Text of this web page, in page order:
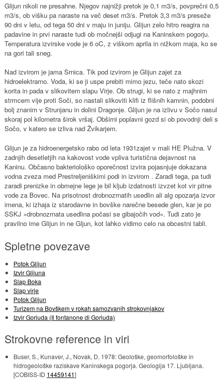
Glijun nikoli ne presahne. Njegov najnižji pretok je 0,1 m3/s, povprečni 0,5
m3/s, ob višku pa naraste na več deset m3/s. Pretok 3,3 m3/s preseže
90 dni v letu, od tega 50 dni v maju in juniju. Glijun zelo hitro reagira na
padavine in prvi naraste tudi ob močnejši odjugi na Kaninskem pogorju.
Temperatura izvirske vode je 6 oC, z viškom aprila in nižkom maja, ko se
na gori tali sneg.
Nad izvirom je jama Srnica. Tik pod izvirom je Glijun zajet za
hidroelektrarno. Voda, ki se ji uspe prebiti mimo jezu, teče nato skozi
korita in pada v slikovitem slapu Virje. Ob strugi, ki se nato z majhnim
strmcem vije proti Soči, so nastali slikoviti klifi iz flišnih kamnin, podobni
bolj znanim v Strunjanu in dolini Dragonje. Glijun je na izlivu v Sočo nasul
skoraj pol kilometra širok vršaj. Obširni poplavni gozd si ob povodnji deli s
Sočo, v katero se izliva nad Žvikarjem.
Glijun je za hidroenergetsko rabo od leta 1931zajet v mali HE Plužna. V
zadnjih desetletjih na kakovost vode vpliva turistična dejavnost na
Kaninu. Občasno bakteriološko oporečnost izvira pojasnjuje dokazana
vodna zveza med Prestreljeniškimi podi in izvirom . Zaradi tega, pa tudi
zaradi prenizke in obmejne lege je bil kljub izdatnosti izvzet kot vir pitne
vode za Bovec. Na prisotnost drobnozrnatih usedlin ali alg opozarja izvor
imena, ki izhaja iz starodavne in bovške narečne besede glen, kar je po
SSKJ »drobnozrnata usedlina počasi se gibajočih vod«. Tudi zato je
pravilno ime Glijun in ne Gljun, kot lahko vidimo celo na obcestni tabli.
Spletne povezave
Potok Glijun
Izvir Glijuna
Slap Boka
Slap virje
Potok Glijun
Turizem na Bovškem v rokah samozvanih strokovnjakov
Izvir Goriuda (Il fontanone di Goriuda)
Strokovne reference in viri
Buser, S., Kunaver, J., Novak, D. 1978: Geološke, geomorfološke in
hidrogeološke raziskave Kaninskega pogorja. Geologija 17. Ljubljana.
[COBISS-ID 14459141]